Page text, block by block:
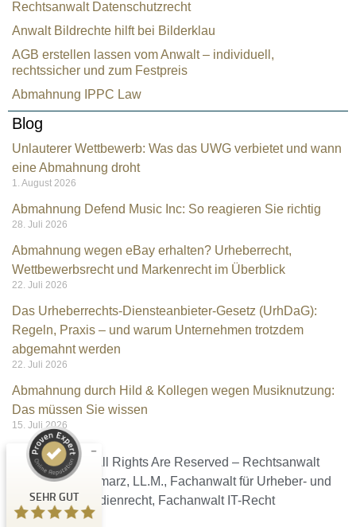
Rechtsanwalt Datenschutzrecht
Anwalt Bildrechte hilft bei Bilderklau
AGB erstellen lassen vom Anwalt – individuell,
rechtssicher und zum Festpreis
Abmahnung IPPC Law
Blog
Unlauterer Wettbewerb: Was das UWG verbietet und wann
eine Abmahnung droht
1. August 2026
Abmahnung Defend Music Inc: So reagieren Sie richtig
28. Juli 2026
Abmahnung wegen eBay erhalten? Urheberrecht,
Wettbewerbsrecht und Markenrecht im Überblick
22. Juli 2026
Das Urheberrechts-Diensteanbieter-Gesetz (UrhDaG):
Regeln, Praxis – und warum Unternehmen trotzdem
abgemahnt werden
22. Juli 2026
Abmahnung durch Hild & Kollegen wegen Musiknutzung:
Das müssen Sie wissen
15. Juli 2026
Ⓒ 2026 – All Rights Are Reserved – Rechtsanwalt
Christian Kramarz, LL.M., Fachanwalt für Urheber- und
Medienrecht, Fachanwalt IT-Recht
SEHR GUT
Kundenbewertungen und Erfahrungen zu
Rechtsanwalt Kramarz
100
%
Empfehlungen auf
SEHR GUT
4,96
/
5,00
9
Bewertungen auf
ProvenExpert.com
140
anderen Quellen